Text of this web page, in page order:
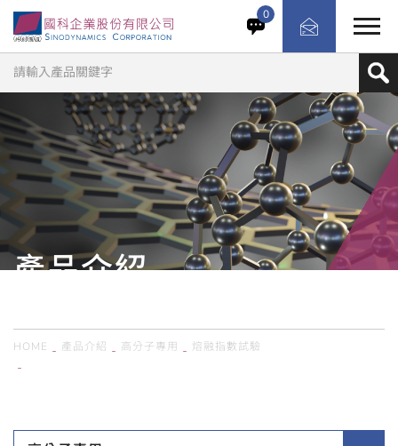
這套系統專為石化原料廠與塑膠加工實驗室設計，核心任務
是解決進料檢驗與研發過程中原料品質不穩的痛點，透過精
確測量熔融質量流率與熔融體積流率，協助工程師判定材料
流動性是否符合生產規範，確保每一批投入生產線的顆粒或
回收料都能維持一致的加工表現，徹底杜絕因原料變異導致
的停機與報廢問題。
0
產品介紹
HOME 產品介紹 高分子專用
熔融指數試驗